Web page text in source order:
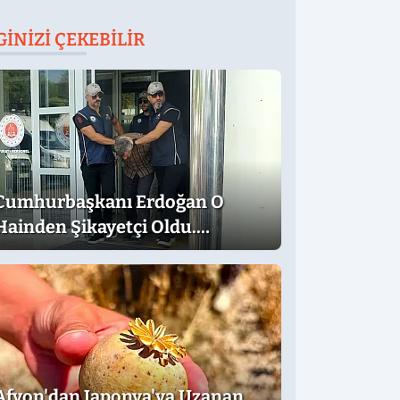
ÇEKEBILIR
Erdoğan O
Şikayetçi Oldu.
Dikkat Çeken İfadeler